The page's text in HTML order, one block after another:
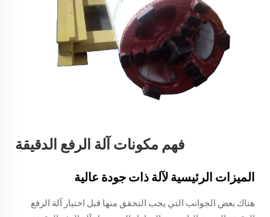
فهم مكونات آلة الرفع الدقيقة
الميزات الرئيسية لآلة ذات جودة عالية
هناك بعض الجوانب التي يجب التحقق منها قبل اختيار آلة الرفع